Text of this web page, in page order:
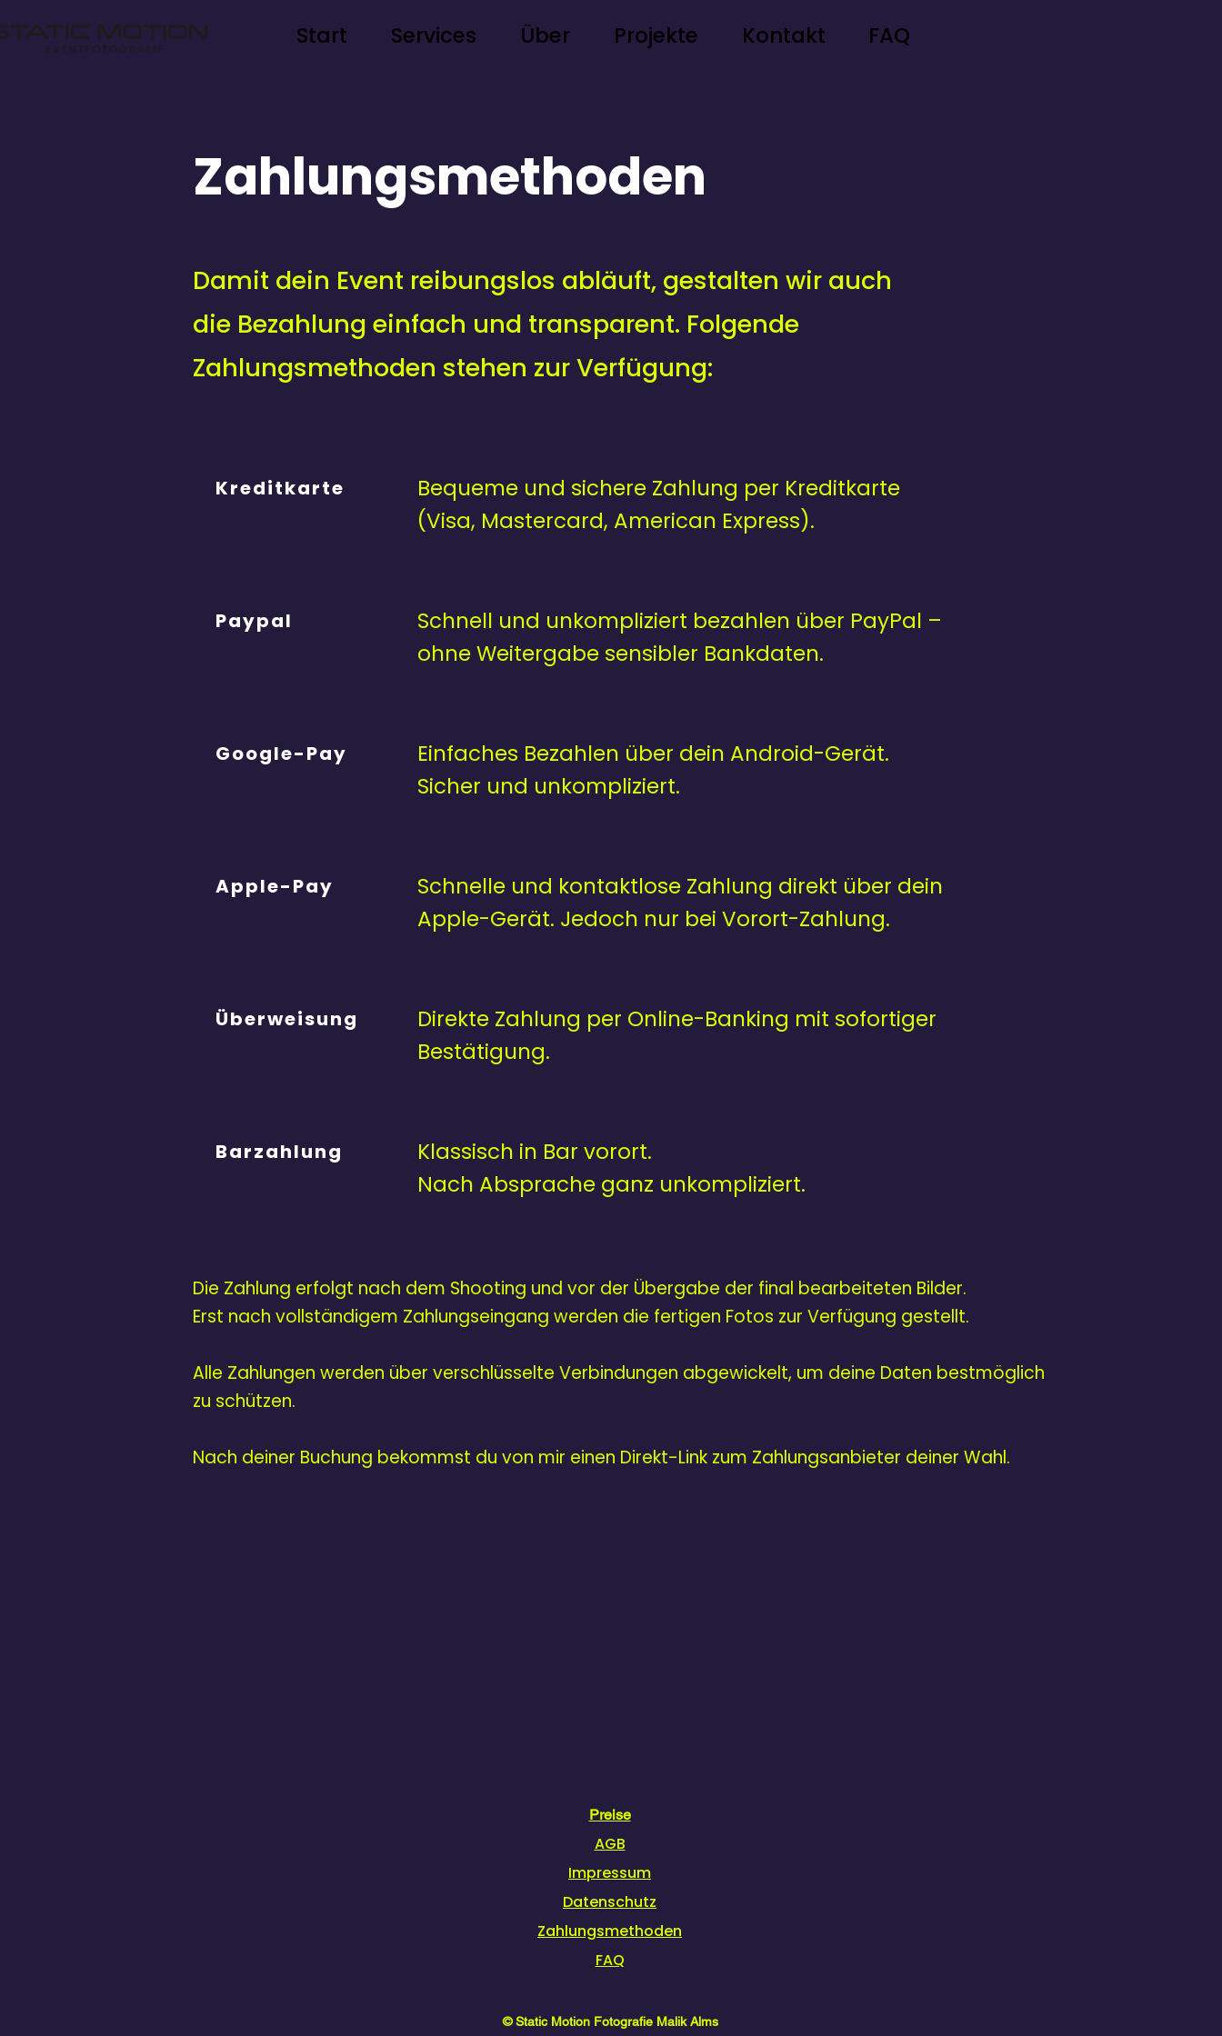
Start Services Über Projekte Kontakt FAQ
Zahlungsmethoden
Damit dein Event reibungslos abläuft, gestalten wir auch
die Bezahlung einfach und transparent. Folgende
Zahlungsmethoden stehen zur Verfügung:
Die Zahlung erfolgt nach dem Shooting und vor der Übergabe der final bearbeiteten Bilder.
Erst nach vollständigem Zahlungseingang werden die fertigen Fotos zur Verfügung gestellt.
Alle Zahlungen werden über verschlüsselte Verbindungen abgewickelt, um deine Daten bestmöglich
zu schützen.
Nach deiner Buchung bekommst du von mir einen Direkt-Link zum Zahlungsanbieter deiner Wahl.
Kreditkarte
Bequeme und sichere Zahlung per Kreditkarte
(Visa, Mastercard, American Express).
Paypal
Schnell und unkompliziert bezahlen über PayPal –
ohne Weitergabe sensibler Bankdaten.
Google-Pay
Einfaches Bezahlen über dein Android-Gerät.
Sicher und unkompliziert.
Apple-Pay
Schnelle und kontaktlose Zahlung direkt über dein
Apple-Gerät. Jedoch nur bei Vorort-Zahlung.
Überweisung
Direkte Zahlung per Online-Banking mit sofortiger
Bestätigung.
Barzahlung
Klassisch in Bar vorort.
Nach Absprache ganz unkompliziert.
Preise
AGB
Impressum
Datenschutz
Zahlungsmethoden
FAQ
© Static Motion Fotografie Malik Alms